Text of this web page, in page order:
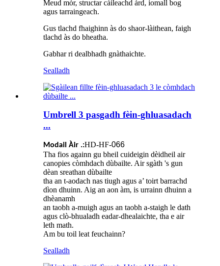
Meud mòr, structar càileachd àrd, iomall bog
agus tarraingeach.
Gus tlachd fhaighinn às do shaor-làithean, faigh
tlachd às do bheatha.
Gabhar ri dealbhadh gnàthaichte.
Sealladh
Umbrell 3 pasgadh fèin-ghluasadach
...
Modail Àir .:HD-HF-066
Tha fios againn gu bheil cuideigin dèidheil air
canopies còmhdach dùbailte. Air sgàth 's gun
dèan sreathan dùbailte
tha an t-aodach nas tiugh agus a’ toirt barrachd
dìon dhuinn. Aig an aon àm, is urrainn dhuinn a
dhèanamh
an taobh a-muigh agus an taobh a-staigh le dath
agus clò-bhualadh eadar-dhealaichte, tha e air
leth math.
Am bu toil leat feuchainn?
Sealladh